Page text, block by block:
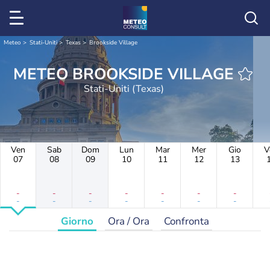
Meteo Stati-Uniti Texas Brookside Village
METEO BROOKSIDE VILLAGE
Stati-Uniti (Texas)
Ven
07
-
-
Sab
08
-
-
Dom
09
-
-
Lun
10
-
-
Mar
11
-
-
Mer
12
-
-
Gio
13
-
-
Giorno Ora / Ora Confronta